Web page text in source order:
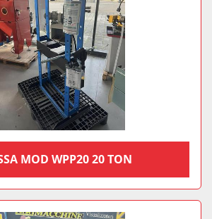
MOD WPP20 20 TON